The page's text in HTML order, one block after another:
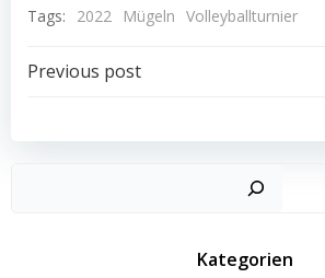
Tags:
2022 Mügeln Volleyballturnier
Post
navigation
Previous post
Kategorien